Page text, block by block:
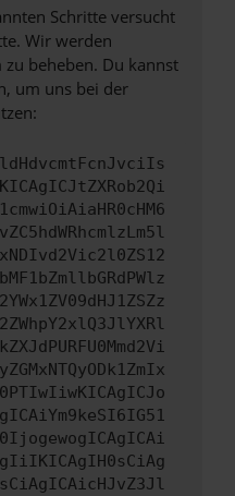
Schritte versucht
Wir werden
beheben. Du kannst
um uns bei der